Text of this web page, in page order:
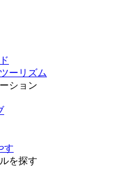
ーリズム
ション
す
を探す